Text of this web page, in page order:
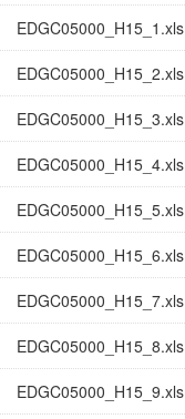
EDGC05000_H15_1.xls
EDGC05000_H15_2.xls
EDGC05000_H15_3.xls
EDGC05000_H15_4.xls
EDGC05000_H15_5.xls
EDGC05000_H15_6.xls
EDGC05000_H15_7.xls
EDGC05000_H15_8.xls
EDGC05000_H15_9.xls